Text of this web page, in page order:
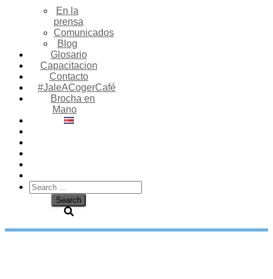
En la
prensa
Comunicados
Blog
Glosario
Capacitacion
Contacto
#JaleACogerCafé
Brocha en
Mano
Search
for: